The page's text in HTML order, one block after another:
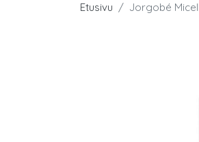
Etusivu Jorgobé